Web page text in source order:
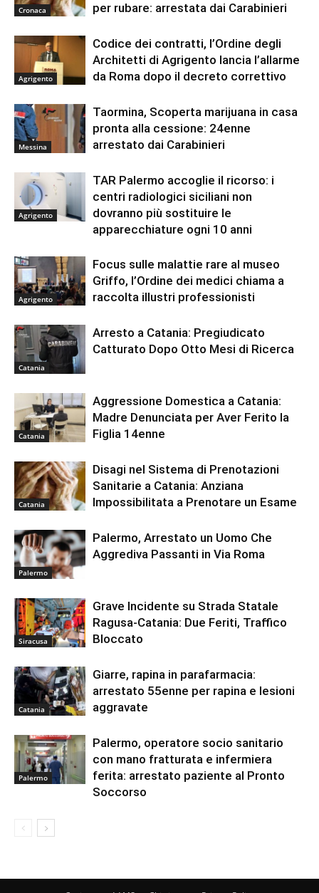
Cronaca
per rubare: arrestata dai Carabinieri
Agrigento
Codice dei contratti, l’Ordine degli
Architetti di Agrigento lancia l’allarme
da Roma dopo il decreto correttivo
Messina
Taormina, Scoperta marijuana in casa
pronta alla cessione: 24enne
arrestato dai Carabinieri
Agrigento
TAR Palermo accoglie il ricorso: i
centri radiologici siciliani non
dovranno più sostituire le
apparecchiature ogni 10 anni
Agrigento
Focus sulle malattie rare al museo
Griffo, l’Ordine dei medici chiama a
raccolta illustri professionisti
Catania
Arresto a Catania: Pregiudicato
Catturato Dopo Otto Mesi di Ricerca
Catania
Aggressione Domestica a Catania:
Madre Denunciata per Aver Ferito la
Figlia 14enne
Catania
Disagi nel Sistema di Prenotazioni
Sanitarie a Catania: Anziana
Impossibilitata a Prenotare un Esame
Palermo
Palermo, Arrestato un Uomo Che
Aggrediva Passanti in Via Roma
Siracusa
Grave Incidente su Strada Statale
Ragusa-Catania: Due Feriti, Traffico
Bloccato
Catania
Giarre, rapina in parafarmacia:
arrestato 55enne per rapina e lesioni
aggravate
Palermo
Palermo, operatore socio sanitario
con mano fratturata e infermiera
ferita: arrestato paziente al Pronto
Soccorso